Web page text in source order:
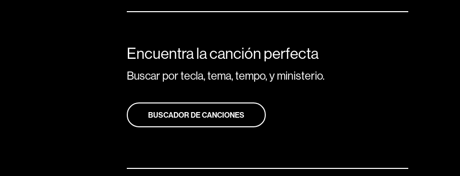
Encuentra la canción perfecta
Buscar por tecla, tema, tempo, y ministerio.
BUSCADOR DE CANCIONES